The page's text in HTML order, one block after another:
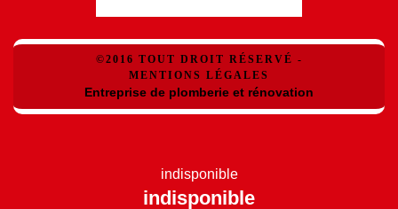
©2016 TOUT DROIT RÉSERVÉ -
MENTIONS LÉGALES
Entreprise de plomberie et rénovation
indisponible
indisponible